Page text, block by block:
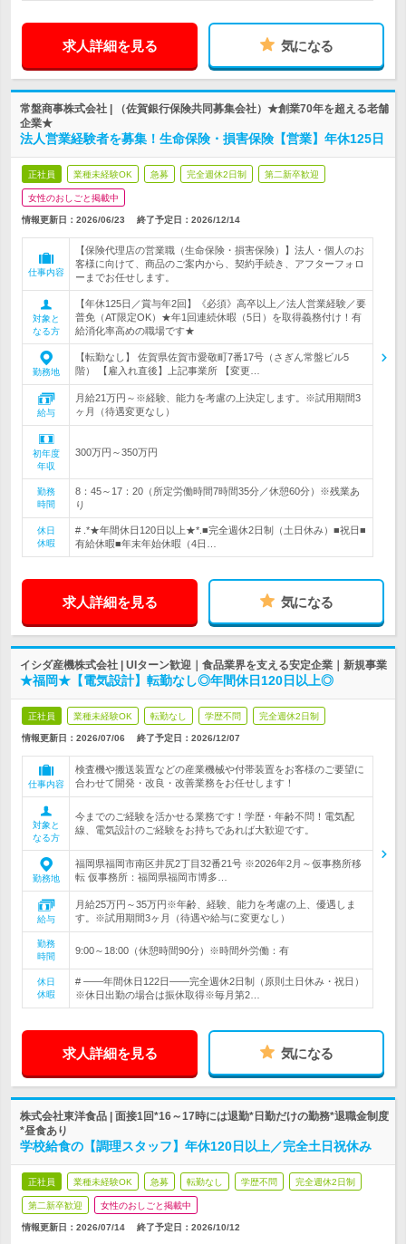
求人詳細を見る 気になる
常盤商事株式会社 | （佐賀銀行保険共同募集会社）★創業70年を超える老舗
企業★
法人営業経験者を募集！生命保険・損害保険【営業】年休125日
正社員 業種未経験OK 急募 完全週休2日制 第二新卒歓迎
女性のおしごと掲載中
情報更新日：2026/06/23 終了予定日： 2026/12/14
仕事内容
【保険代理店の営業職（生命保険・損害保険）】法人・個人のお
客様に向けて、商品のご案内から、契約手続き、アフターフォロ
ーまでお任せします。
対象と
なる方
【年休125日／賞与年2回】《必須》高卒以上／法人営業経験／要
普免（AT限定OK）★年1回連続休暇（5日）を取得義務付け！有
給消化率高めの職場です★
勤務地
【転勤なし】 佐賀県佐賀市愛敬町7番17号（さぎん常盤ビル5
階） 【雇入れ直後】上記事業所 【変更…
給与
月給21万円～※経験、能力を考慮の上決定します。※試用期間3
ヶ月（待遇変更なし）
初年度
年収
300万円～350万円
勤務
時間
8：45～17：20（所定労働時間7時間35分／休憩60分）※残業あ
り
休日
休暇
# .*★年間休日120日以上★*.■完全週休2日制（土日休み）■祝日■
有給休暇■年末年始休暇（4日…
求人詳細を見る 気になる
イシダ産機株式会社 | UIターン歓迎｜食品業界を支える安定企業｜新規事業
★福岡★【電気設計】転勤なし◎年間休日120日以上◎
正社員 業種未経験OK 転勤なし 学歴不問 完全週休2日制
情報更新日：2026/07/06 終了予定日： 2026/12/07
仕事内容
検査機や搬送装置などの産業機械や付帯装置をお客様のご要望に
合わせて開発・改良・改善業務をお任せします！
対象と
なる方
今までのご経験を活かせる業務です！学歴・年齢不問！電気配
線、電気設計のご経験をお持ちであれば大歓迎です。
勤務地
福岡県福岡市南区井尻2丁目32番21号 ※2026年2月～仮事務所移
転 仮事務所：福岡県福岡市博多…
給与
月給25万円～35万円※年齢、経験、能力を考慮の上、優遇しま
す。※試用期間3ヶ月（待遇や給与に変更なし）
勤務
時間
9:00～18:00（休憩時間90分）※時間外労働：有
休日
休暇
# ――年間休日122日――完全週休2日制（原則土日休み・祝日）
※休日出勤の場合は振休取得※毎月第2…
求人詳細を見る 気になる
株式会社東洋食品 | 面接1回*16～17時には退勤*日勤だけの勤務*退職金制度
*昼食あり
学校給食の【調理スタッフ】年休120日以上／完全土日祝休み
正社員 業種未経験OK 急募 転勤なし 学歴不問 完全週休2日制
第二新卒歓迎 女性のおしごと掲載中
情報更新日：2026/07/14 終了予定日： 2026/10/12